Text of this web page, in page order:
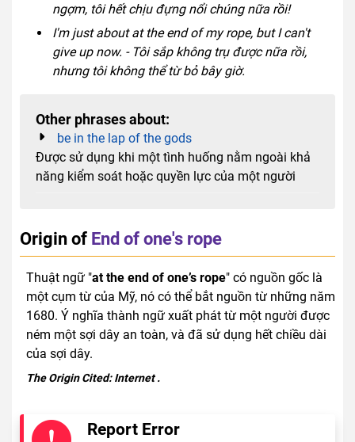
ngợm, tôi hết chịu đựng nổi chúng nữa rồi!
I'm just about at the end of my rope, but I can't
give up now. - Tôi sắp không trụ được nữa rồi,
nhưng tôi không thể từ bỏ bây giờ.
Other phrases about:
be in the lap of the gods
Được sử dụng khi một tình huống nằm ngoài khả
năng kiểm soát hoặc quyền lực của một người
Origin of End of one's rope
Thuật ngữ "at the end of one’s rope" có nguồn gốc là
một cụm từ của Mỹ, nó có thể bắt nguồn từ những năm
1680. Ý nghĩa thành ngữ xuất phát từ một người được
ném một sợi dây an toàn, và đã sử dụng hết chiều dài
của sợi dây.
The Origin Cited:Internet.
Report Error